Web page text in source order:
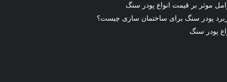
موثر بر قیمت انواع پودر سنگ
پودر سنگ برای ساختمان سازی چیست؟
پودر سنگ